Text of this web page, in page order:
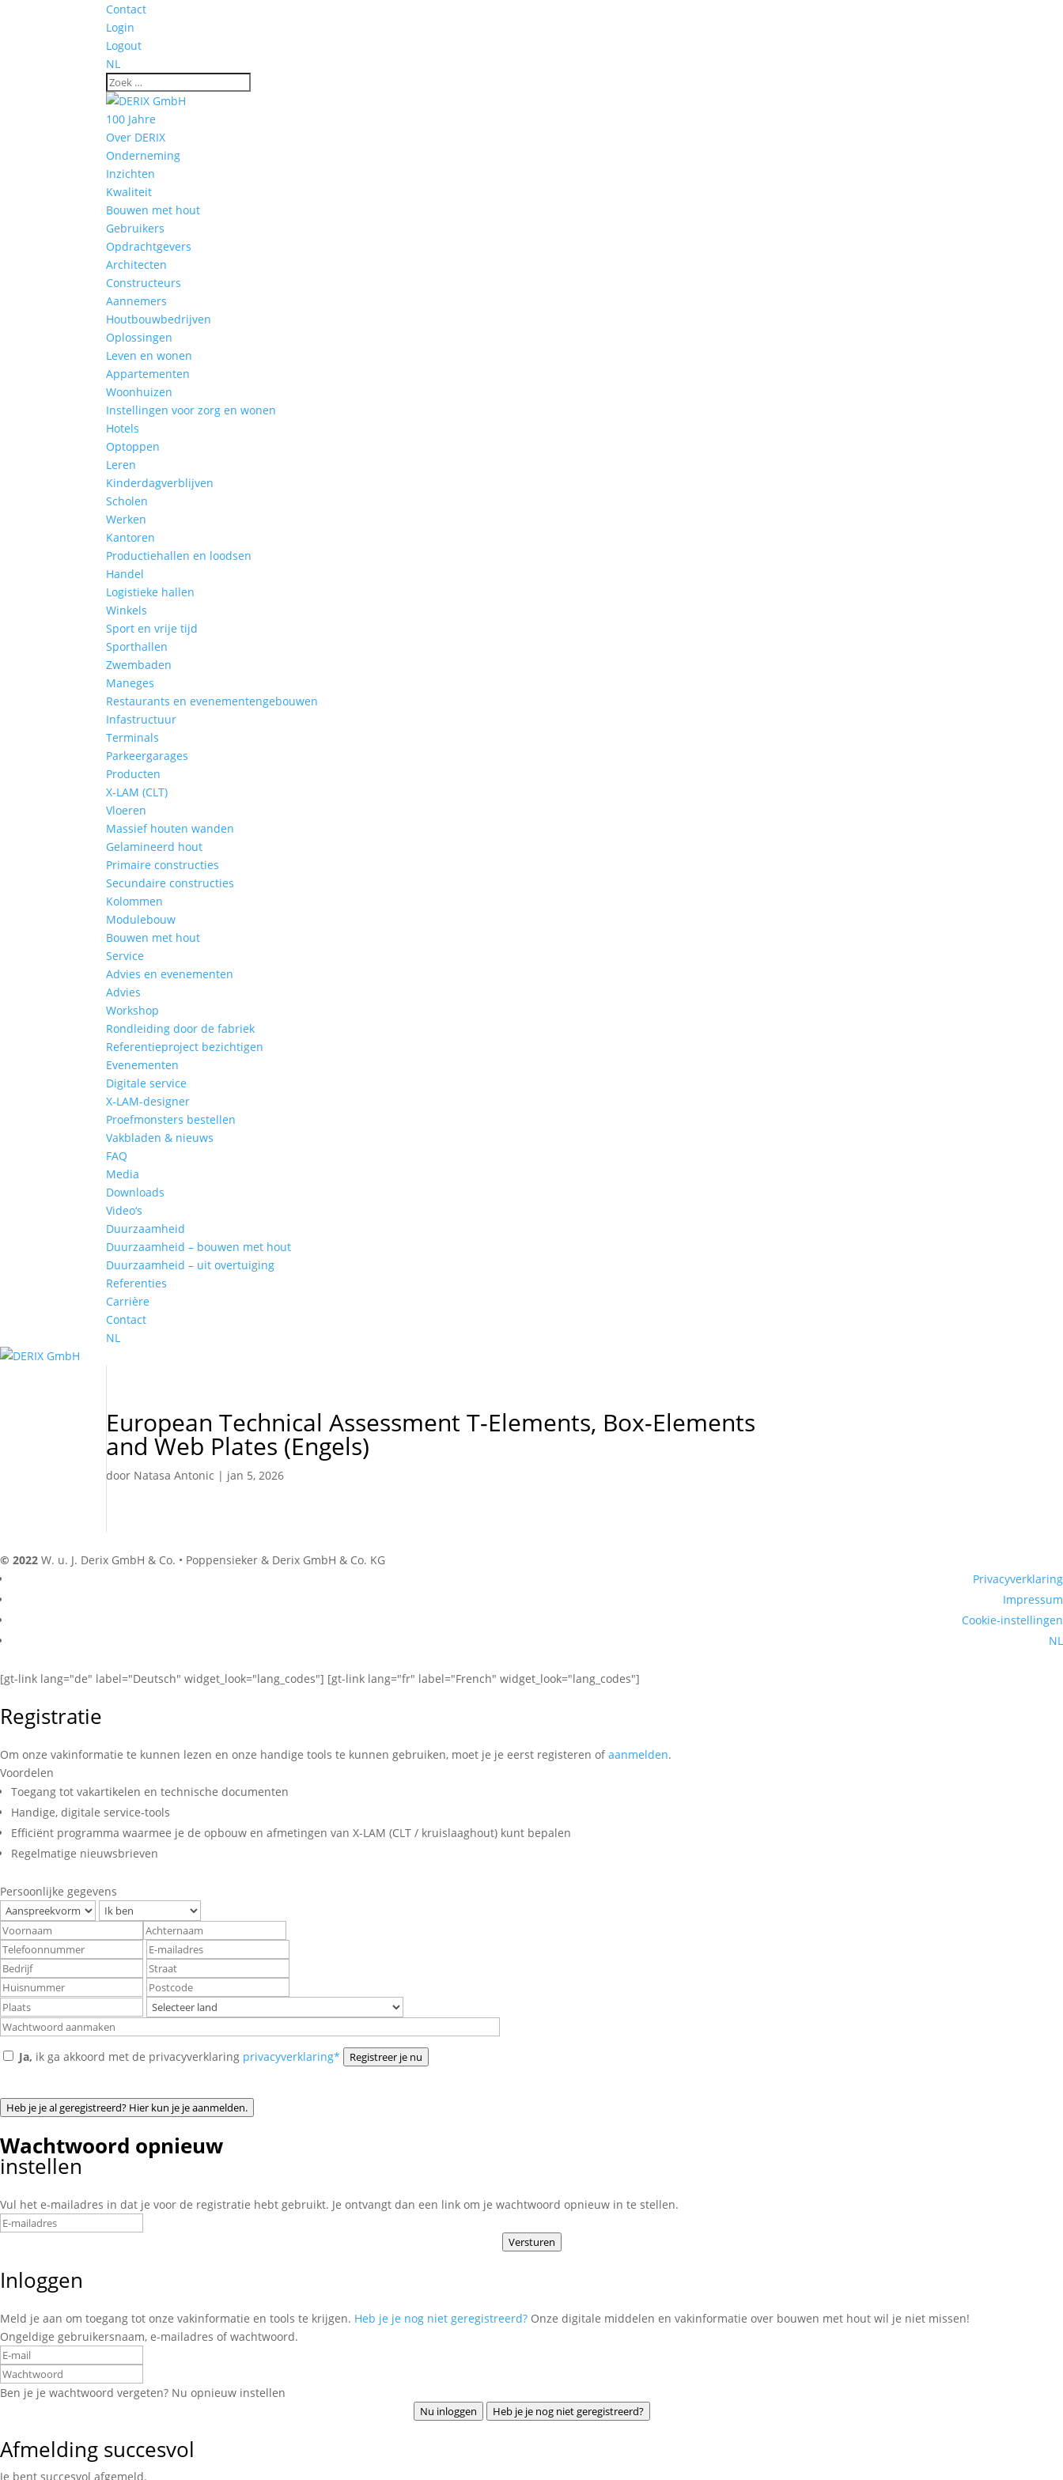
Contact
Login
Logout
NL
100 Jahre
Over DERIX
Onderneming
Inzichten
Kwaliteit
Bouwen met hout
Gebruikers
Opdrachtgevers
Architecten
Constructeurs
Aannemers
Houtbouwbedrijven
Oplossingen
Leven en wonen
Appartementen
Woonhuizen
Instellingen voor zorg en wonen
Hotels
Optoppen
Leren
Kinderdagverblijven
Scholen
Werken
Kantoren
Productiehallen en loodsen
Handel
Logistieke hallen
Winkels
Sport en vrije tijd
Sporthallen
Zwembaden
Maneges
Restaurants en evenementengebouwen
Infastructuur
Terminals
Parkeergarages
Producten
X-LAM (CLT)
Vloeren
Massief houten wanden
Gelamineerd hout
Primaire constructies
Secundaire constructies
Kolommen
Modulebouw
Bouwen met hout
Service
Advies en evenementen
Advies
Workshop
Rondleiding door de fabriek
Referentieproject bezichtigen
Evenementen
Digitale service
X-LAM-designer
Proefmonsters bestellen
Vakbladen & nieuws
FAQ
Media
Downloads
Video‘s
Duurzaamheid
Duurzaamheid – bouwen met hout
Duurzaamheid – uit overtuiging
Referenties
Carrière
Contact
NL
European Technical Assessment T-Elements, Box-Elements
and Web Plates (Engels)
door Natasa Antonic | jan 5, 2026
© 2022 W. u. J. Derix GmbH & Co. • Poppensieker & Derix GmbH & Co. KG
Privacyverklaring
Impressum
Cookie-instellingen
NL
[gt-link lang="de" label="Deutsch" widget_look="lang_codes"] [gt-link lang="fr" label="French" widget_look="lang_codes"]
Registratie
Om onze vakinformatie te kunnen lezen en onze handige tools te kunnen gebruiken, moet je je eerst registeren ofaanmelden.
Voordelen
Toegang tot vakartikelen en technische documenten
Handige, digitale service-tools
Efficiënt programma waarmee je de opbouw en afmetingen van X-LAM (CLT / kruislaaghout) kunt bepalen
Regelmatige nieuwsbrieven
Persoonlijke gegevens
Ja, ik ga akkoord met de privacyverklaring privacyverklaring* Registreer je nu
Heb je je al geregistreerd? Hier kun je je aanmelden.
Wachtwoord opnieuw
instellen
Vul het e-mailadres in dat je voor de registratie hebt gebruikt. Je ontvangt dan een link om je wachtwoord opnieuw in te stellen.
Versturen
Inloggen
Meld je aan om toegang tot onze vakinformatie en tools te krijgen. Heb je je nog niet geregistreerd? Onze digitale middelen en vakinformatie over bouwen met hout wil je niet missen!
Ongeldige gebruikersnaam, e-mailadres of wachtwoord.
Ben je je wachtwoord vergeten? Nu opnieuw instellen
Nu inloggen Heb je je nog niet geregistreerd?
Afmelding succesvol
Je bent succesvol afgemeld.